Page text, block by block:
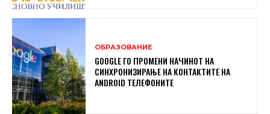
ОБРАЗОВАНИЕ
GOOGLE ГО ПРОМЕНИ НАЧИНОТ НА
СИНХРОНИЗИРАЊЕ НА КОНТАКТИТЕ НА
ANDROID ТЕЛЕФОНИТЕ